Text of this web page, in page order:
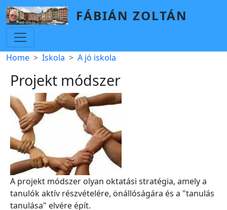
Skip to main content
FÁBIÁN ZOLTÁN
Breadcrumb
Home Iskola A jó iskola
Projekt módszer
A projekt módszer olyan oktatási stratégia, amely a
tanulók aktív részvételére, önállóságára és a "tanulás
tanulása" elvére épít.